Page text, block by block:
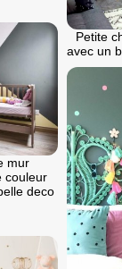
Petite
avec un
mur
couleur
deco